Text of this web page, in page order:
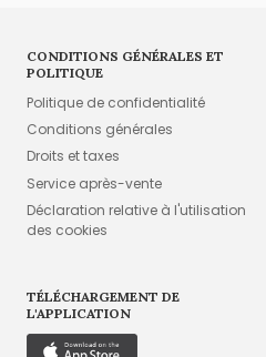
CONDITIONS GÉNÉRALES ET
POLITIQUE
Politique de confidentialité
Conditions générales
Droits et taxes
Service après-vente
Déclaration relative à l'utilisation
des cookies
TÉLÉCHARGEMENT DE
L'APPLICATION